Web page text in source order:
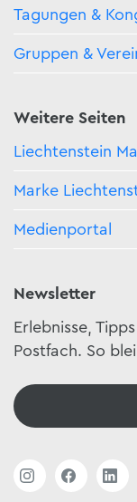
Tagungen &
Gruppen &
Weitere Seiten
Liechtenstein
Marke
Medienportal
Newsletter
Erlebnisse,
Postfach. So